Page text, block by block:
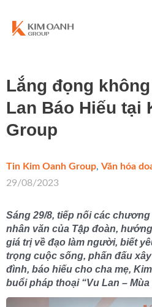
Lắng đọng
Lan Báo Hiếu tại
Group
Tin Kim Oanh Group, Văn hóa
29/08/2023
Sáng 29/8, tiếp nối các
nhân văn của Tập đoàn,
giá trị về đạo làm người, biết
trọng cuộc sống, phấn đấu
đình, báo hiếu cho cha mẹ,
buổi pháp thoại “Vu Lan – Mùa